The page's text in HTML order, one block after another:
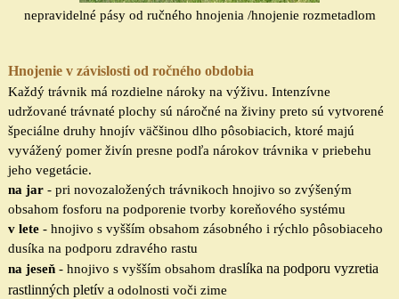
nepravidelné pásy od ručného hnojenia /hnojenie rozmetadlom
Hnojenie v závislosti od ročného obdobia
Každý trávnik má rozdielne nároky na výživu. Intenzívne
udržované trávnaté plochy sú náročné na živiny preto sú vytvorené
špeciálne druhy hnojív väčšinou dlho pôsobiacich, ktoré majú
vyvážený pomer živín presne podľa nárokov trávnika v priebehu
jeho vegetácie.
na jar - pri novozaložených trávnikoch hnojivo so zvýšeným
obsahom fosforu na podporenie tvorby koreňového systému
v lete - hnojivo s vyšším obsahom zásobného i rýchlo pôsobiaceho
dusíka na podporu zdravého rastu
na jeseň - hnojivo s vyšším obsahom draslíka na podporu vyzretia
rastlinných pletív a odolnosti voči zime